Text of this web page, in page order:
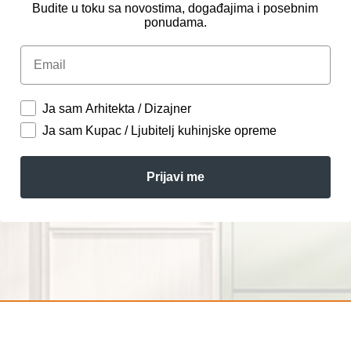
Budite u toku sa novostima, događajima i posebnim
ponudama.
Email
Ja sam Arhitekta / Dizajner
Ja sam Kupac / Ljubitelj kuhinjske opreme
Prijavi me